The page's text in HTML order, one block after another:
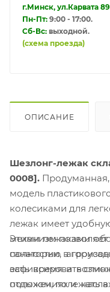
г.Минск, ул.Карвата 89
Пн-Пт: 9:00 - 17:00.
Сб-Вс: выходной.
(схема проезда)
ОПИСАНИЕ
Шезлонг-лежак
0008].
модель
колесиками для
лежак имеет
механизм
полностью в
зафиксировать
положениях и
Этими лежаками
санатории,
есть время и
отдыхом, полежать в